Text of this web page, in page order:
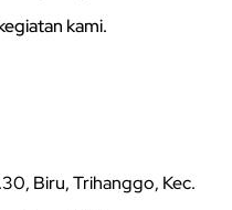
kami.
Biru, Trihanggo, Kec.